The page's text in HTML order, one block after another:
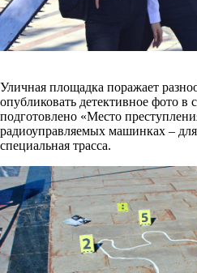
Уличная площадка поражает
опубликовать детективное фото в
подготовлено «Место
радиоуправляемых машинках – для
специальная трасса.